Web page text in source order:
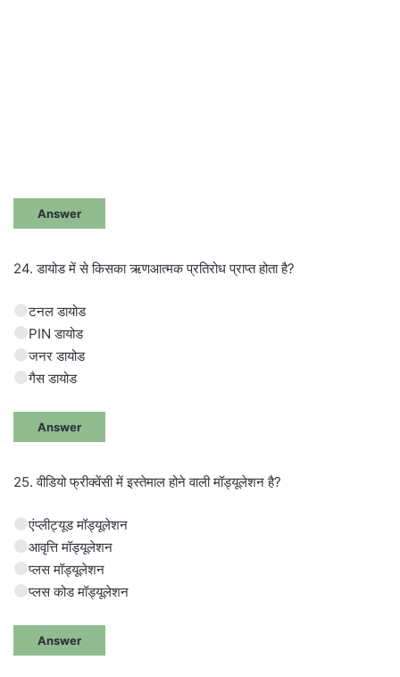
Answer
24. डायोड में से किसका ऋणआत्मक प्रतिरोध प्राप्त होता है?
टनल डायोड
PIN डायोड
जनर डायोड
गैस डायोड
Answer
25. वीडियो फ्रीक्वेंसी में इस्तेमाल होने वाली मॉड्यूलेशन है?
एंप्लीट्यूड मॉड्यूलेशन
आवृत्ति मॉड्यूलेशन
प्लस मॉड्यूलेशन
प्लस कोड मॉड्यूलेशन
Answer